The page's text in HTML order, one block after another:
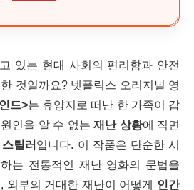
있는 현대 사회의 편리함과 안전
것일까요? 넷플릭스 오리지널 영
드>는 휴양지로 떠난 한 가족이 갑
인을 알 수 없는재난 상황에 직면
릴러 입니다. 이 작품은 단순한 시
는 전통적인 재난 영화의 문법을
외부의 거대한 재난이 어떻게 인간